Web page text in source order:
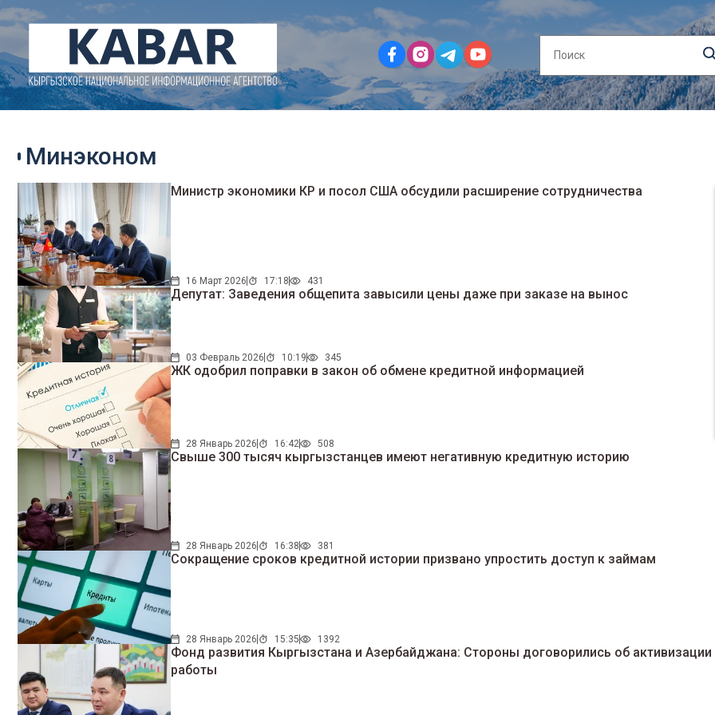
Минэконом
Министр экономики КР и посол США обсудили расширение сотрудничества
16 Март 2026 17:18 431
Депутат: Заведения общепита завысили цены даже при заказе на вынос
03 Февраль 2026 10:19 345
ЖК одобрил поправки в закон об обмене кредитной информацией
28 Январь 2026 16:42 508
Свыше 300 тысяч кыргызстанцев имеют негативную кредитную историю
28 Январь 2026 16:38 381
Сокращение сроков кредитной истории призвано упростить доступ к займам
28 Январь 2026 15:35 1392
Фонд развития Кыргызстана и Азербайджана: Стороны договорились об активизации
работы